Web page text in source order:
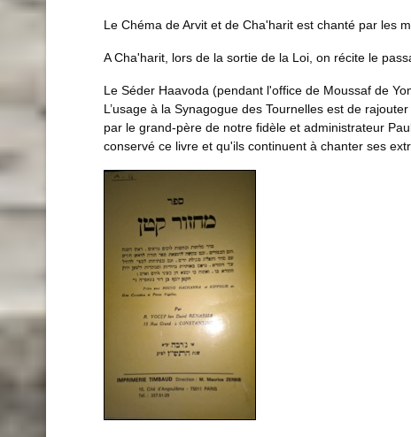
Le Chéma de Arvit et de Cha'harit est chanté par les
A Cha'harit, lors de la sortie de la Loi, on récite le
Le Séder Haavoda (pendant l'office de Moussaf de
L’usage à la Synagogue des Tournelles est de
par le grand-père de notre fidèle et administrateur
conservé ce livre et qu'ils continuent à chanter ses